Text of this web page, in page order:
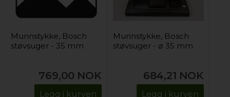
Munnstykke, Bosch
støvsuger - 35 mm
769,00 NOK
Legg i kurven
Munnstykke, Bosch
støvsuger - ø 35 mm
684,21 NOK
Legg i kurven